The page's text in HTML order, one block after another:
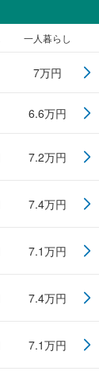
一人暮らし
7万円
6.6万円
7.2万円
7.4万円
7.1万円
7.4万円
7.1万円